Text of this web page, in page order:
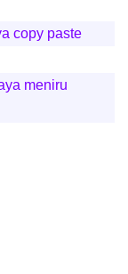
copy paste
meniru